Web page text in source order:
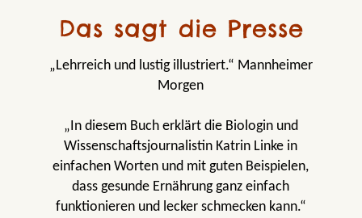
Das sagt die Presse
„Lehrreich und lustig illustriert.“ Mannheimer
Morgen
„In diesem Buch erklärt die Biologin und
Wissenschaftsjournalistin Katrin Linke in
einfachen Worten und mit guten Beispielen,
dass gesunde Ernährung ganz einfach
funktionieren und lecker schmecken kann.“